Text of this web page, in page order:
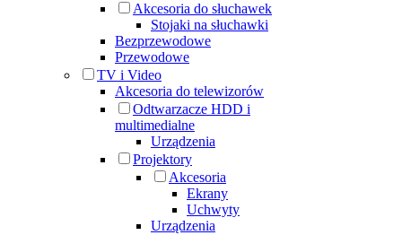
Akcesoria do słuchawek
Stojaki na słuchawki
Bezprzewodowe
Przewodowe
TV i Video
Akcesoria do telewizorów
Odtwarzacze HDD i
multimedialne
Urządzenia
Projektory
Akcesoria
Ekrany
Uchwyty
Urządzenia